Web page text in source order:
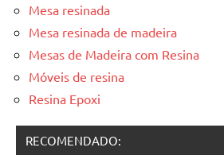
Mesa resinada
Mesa resinada de madeira
Mesas de Madeira com Resina
Móveis de resina
Resina Epoxi
RECOMENDADO: